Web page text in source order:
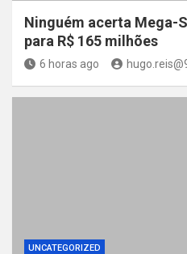
Ninguém acerta Mega-
para R$ 165 milhões
6 horas ago
UNCATEGORIZED